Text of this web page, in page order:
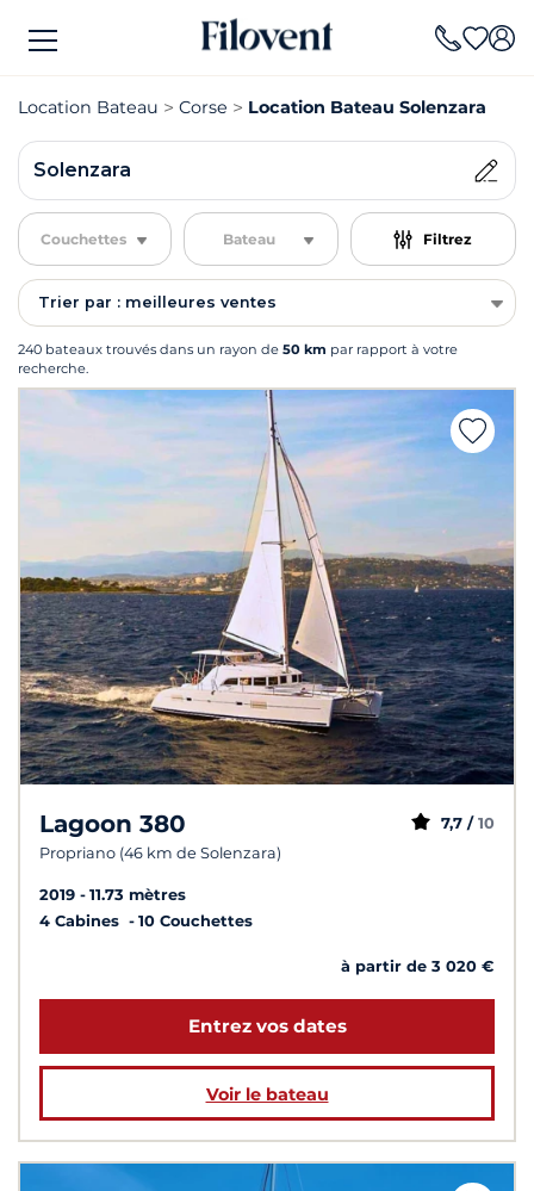
Location Bateau Corse Location Bateau Solenzara
Solenzara
Couchettes Bateau Filtrez
Trier par : meilleures ventes
240 bateaux trouvés dans un rayon de 50 km par rapport à votre
recherche.
Lagoon 380
Propriano (46 km de Solenzara)
7,7 / 10
2019
11.73 mètres
4 Cabines
10 Couchettes
à partir de 3 020 €
Entrez vos dates
Voir le bateau